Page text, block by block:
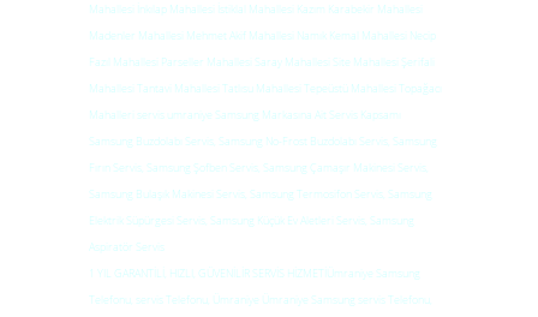
Mahallesi İnkılap Mahallesi İstiklal Mahallesi Kazım Karabekir Mahallesi
Madenler Mahallesi Mehmet Akif Mahallesi Namık Kemal Mahallesi Necip
Fazıl Mahallesi Parseller Mahallesi Saray Mahallesi Site Mahallesi Şerifali
Mahallesi Tantavi Mahallesi Tatlısu Mahallesi Tepeüstü Mahallesi Topağacı
Mahalleri servis umraniye Samsung Markasına Ait Servis Kapsamı
Samsung Buzdolabı Servis, Samsung No-Frost Buzdolabı Servis, Samsung
Fırın Servis, Samsung Şofben Servis, Samsung Çamaşır Makinesi Servis,
Samsung Bulaşık Makinesi Servis, Samsung Termosifon Servis, Samsung
Elektrik Süpürgesi Servis, Samsung Küçük Ev Aletleri Servis, Samsung
Aspiratör Servis
1 YIL GARANTİLİ, HIZLI, GÜVENİLİR SERVİS HİZMETİÜmraniye Samsung
Telefonu, servis Telefonu, Ümraniye Ümraniye Samsung servis Telefonu,